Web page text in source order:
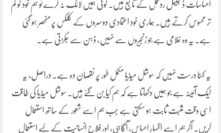
احساسات ڈیجیٹل ردعمل کے تابع ہیں۔ کوئی ہمیں لائک نہ کرے تو ہم خود کو کم
تر محسوس کرتے ہیں۔ ہماری خود اعتمادی دوسروں کے کلکس پر منحصر ہو گئی
ہے۔ یہ وہ غلامی ہے جو زنجیروں سے نہیں، ذہن سے جکڑتی ہے۔
یہ کہنا درست نہیں کہ سوشل میڈیا مکمل طور پر نقصان دہ ہے۔ دراصل، یہ
ایک آئینہ ہے جو ہمیں دکھاتا ہے کہ ہم کیا بن گئے ہیں۔ سوشل میڈیا کی طاقت
اسی وقت مثبت ثابت ہو سکتی ہے جب ہم اسے شعور کے ساتھ استعمال
کریں۔ اگر ہم اسے اظہارِ احساس، آگاہی، اور فلاحِ انسانیت کے لیے استعمال